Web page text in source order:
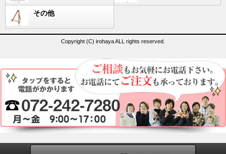
その他
Copyright (C) irohaya ALL rights reserved.